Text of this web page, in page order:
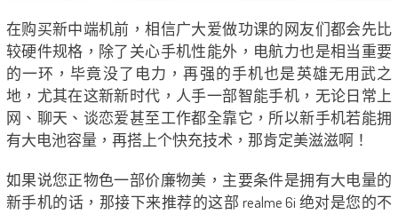
在购买新中端机前，相信广大爱做功课的网友们都会先比
较硬件规格，除了关心手机性能外，电航力也是相当重要
的一环，毕竟没了电力，再强的手机也是英雄无用武之
地，尤其在这新新时代，人手一部智能手机，无论日常上
网、聊天、谈恋爱甚至工作都全靠它，所以新手机若能拥
有大电池容量，再搭上个快充技术，那肯定美滋滋啊！
如果说您正物色一部价廉物美，主要条件是拥有大电量的
新手机的话，那接下来推荐的这部 realme 6i 绝对是您的不